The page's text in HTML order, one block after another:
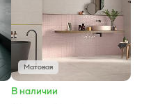
Матовая
В наличии